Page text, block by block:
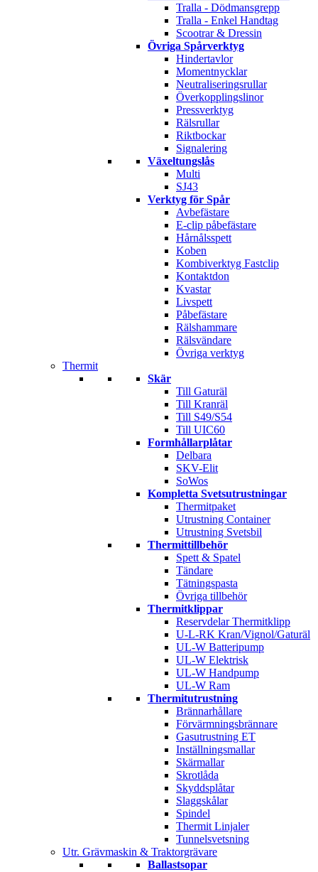
Tralla - Dödmansgrepp
Tralla - Enkel Handtag
Scootrar & Dressin
Övriga Spårverktyg
Hindertavlor
Momentnycklar
Neutraliseringsrullar
Överkopplingslinor
Pressverktyg
Rälsrullar
Riktbockar
Signalering
Växeltungslås
Multi
SJ43
Verktyg för Spår
Avbefästare
E-clip påbefästare
Hårnålsspett
Koben
Kombiverktyg Fastclip
Kontaktdon
Kvastar
Livspett
Påbefästare
Rälshammare
Rälsvändare
Övriga verktyg
Thermit
Skär
Till Gaturäl
Till Kranräl
Till S49/S54
Till UIC60
Formhållarplåtar
Delbara
SKV-Elit
SoWos
Kompletta Svetsutrustningar
Thermitpaket
Utrustning Container
Utrustning Svetsbil
Thermittillbehör
Spett & Spatel
Tändare
Tätningspasta
Övriga tillbehör
Thermitklippar
Reservdelar Thermitklipp
U-L-RK Kran/Vignol/Gaturäl
UL-W Batteripump
UL-W Elektrisk
UL-W Handpump
UL-W Ram
Thermitutrustning
Brännarhållare
Förvärmningsbrännare
Gasutrustning ET
Inställningsmallar
Skärmallar
Skrotlåda
Skyddsplåtar
Slaggskålar
Spindel
Thermit Linjaler
Tunnelsvetsning
Utr. Grävmaskin & Traktorgrävare
Ballastsopar